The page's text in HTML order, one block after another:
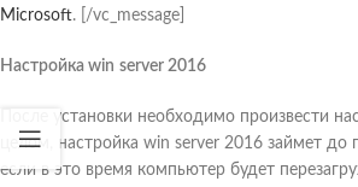
Microsoft. [/vc_message]
Настройка win server 2016
После установки необходимо произвести
целом, настройка win server 2016 займет до
если в это время компьютер будет